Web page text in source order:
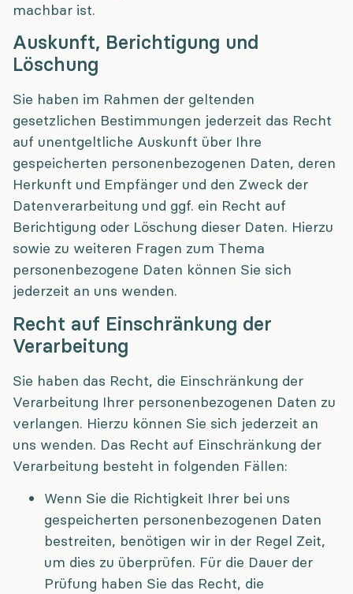
machbar ist.
Auskunft, Berichtigung und
Löschung
Sie haben im Rahmen der geltenden
gesetzlichen Bestimmungen jederzeit das Recht
auf unentgeltliche Auskunft über Ihre
gespeicherten personenbezogenen Daten, deren
Herkunft und Empfänger und den Zweck der
Datenverarbeitung und ggf. ein Recht auf
Berichtigung oder Löschung dieser Daten. Hierzu
sowie zu weiteren Fragen zum Thema
personenbezogene Daten können Sie sich
jederzeit an uns wenden.
Recht auf Einschränkung der
Verarbeitung
Sie haben das Recht, die Einschränkung der
Verarbeitung Ihrer personenbezogenen Daten zu
verlangen. Hierzu können Sie sich jederzeit an
uns wenden. Das Recht auf Einschränkung der
Verarbeitung besteht in folgenden Fällen:
Wenn Sie die Richtigkeit Ihrer bei uns
gespeicherten personenbezogenen Daten
bestreiten, benötigen wir in der Regel Zeit,
um dies zu überprüfen. Für die Dauer der
Prüfung haben Sie das Recht, die